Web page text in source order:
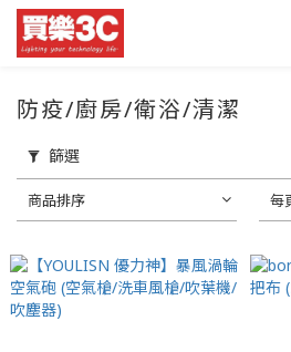
防疫/廚房/衛浴/清潔
篩選
商品排序 每